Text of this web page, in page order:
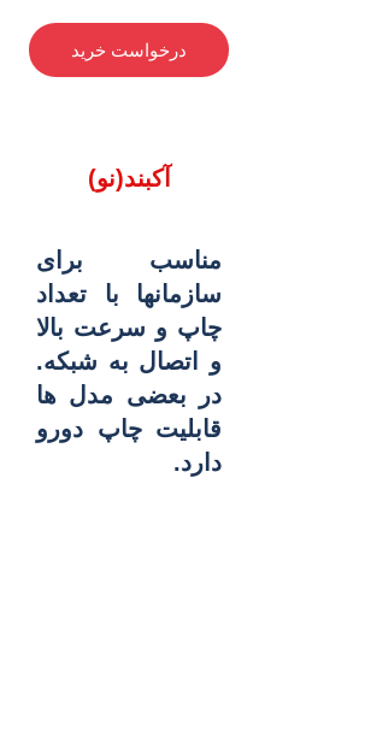
درخواست خرید
آکبند(نو)
مناسب برای
سازمانها با تعداد
چاپ و سرعت بالا
و اتصال به شبکه.
در بعضی مدل ها
قابلیت چاپ دورو
دارد.